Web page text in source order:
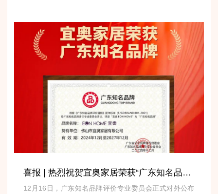
喜报 | 热烈祝贺宜奥家居荣获“广东知名品牌”荣誉
12月16日，广东知名品牌评价专业委员会正式对外公布